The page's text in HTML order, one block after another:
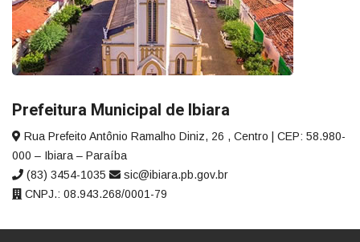
Prefeitura Municipal de Ibiara
Rua Prefeito Antônio Ramalho Diniz, 26 , Centro | CEP: 58.980-
000 – Ibiara – Paraíba
(83) 3454-1035
sic@ibiara.pb.gov.br
CNPJ.: 08.943.268/0001-79